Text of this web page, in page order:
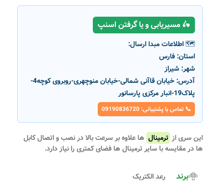
🛵 مسیریابی و یا گرفتن اسنپ
🗺️ اطلاعات مبدا ارسال:
استان: فارس
شهر: شیراز
آدرس:
خیابان قاآنی شمالی-خیابان منوچهری-روبروی کوچه4-
پلاک19-انبار مرکزی پارسانور
📞 تماس با پشتیبانی: 09190836720
این سری از ترمینال ها علاوه بر سرعت بالا در نصب و اتصال کابل
ها در مقایسه با سایر ترمینال ها فضای کمتری را نیاز دارد.
برند رعد الکتریک